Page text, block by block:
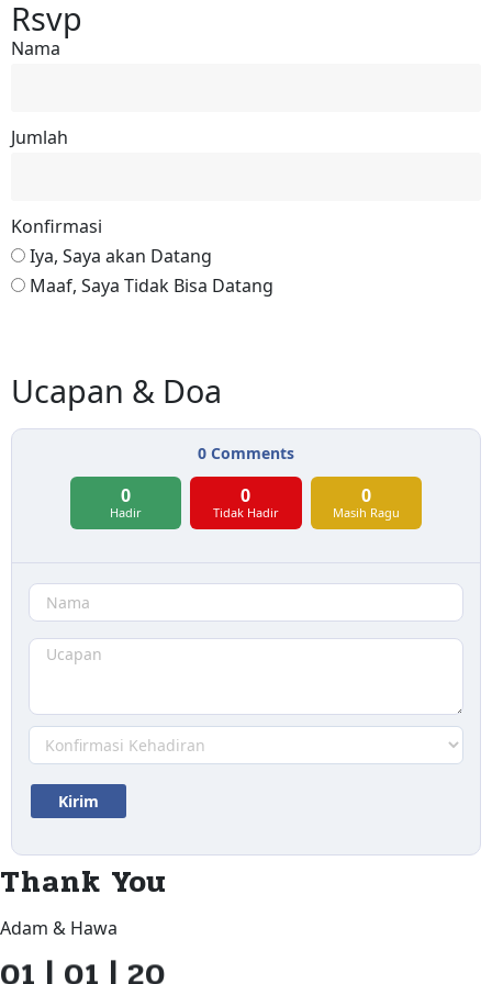
Rsvp
Nama
Jumlah
Konfirmasi
Iya, Saya akan Datang
Maaf, Saya Tidak Bisa Datang
Ucapan & Doa
0 Comments
0
Hadir
0
Tidak Hadir
0
Masih Ragu
Thank You
Adam & Hawa
01 | 01 | 20